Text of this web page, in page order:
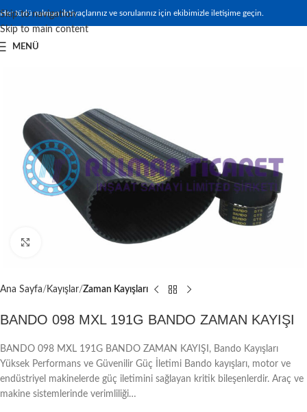
Skip to navigation
Skip to main content
Her türlü rulman ihtiyaçlarınız ve sorularınız için ekibimizle iletişime geçin.
MENÜ
Büyütmek için tıklayın
Ana Sayfa Kayışlar Zaman Kayışları
BANDO 098 MXL 191G BANDO ZAMAN KAYIŞI
BANDO 098 MXL 191G BANDO ZAMAN KAYIŞI, Bando Kayışları
Yüksek Performans ve Güvenilir Güç İletimi Bando kayışları, motor ve
endüstriyel makinelerde güç iletimini sağlayan kritik bileşenlerdir. Araç ve
makine sistemlerinde verimliliği…